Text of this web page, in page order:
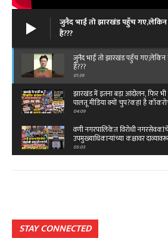
जुनैद भाई तो झारखंड पहुँच गए,लेकिन
हैं???
जुनैद भाई तो झारखंड पहुँच गए,लेकिन
हैं???
01:39
झारखंड में इतना बड़ा आंदोलन, फिर भी
पालतू मीडिया क्यों चुप?कहां है
04:09
वणी नगरपालिकेत विरोधी
उपमुख्याधिकाऱ्यांच्या कक्षावर
05:03
03:45
STAY CONNECTED